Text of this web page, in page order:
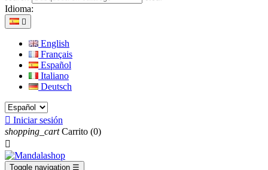
Idioma:

English
Français
Español
Italiano
Deutsch
 Iniciar sesión
shopping_cart Carrito (0)

Toggle navigation ☰